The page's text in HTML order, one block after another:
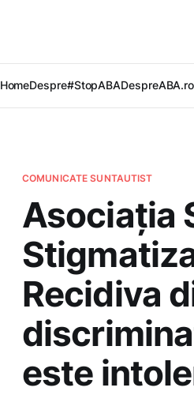
HomeDespre#StopABADespreABA.ro
COMUNICATE SUNTAUTIST
Asociația
Recidiva
este